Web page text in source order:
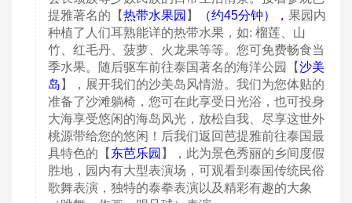
提雅著名的【热带水果园 】 （约45分钟）， 果园内
种植了人们耳熟能详的热带水果，如: 榴莲、山
竹、红毛丹、菠萝、火龙果等等。您可免费畅食当
季水果。随后驱车前往泰国著名的海洋公园【沙美
岛 】，展开我们的沙美岛风情游。我们为您体贴的
准备了沙滩躺椅，您可在此享受日光浴，也可投身
大海享受悠闲的海岛风光，放松自我、尽享这世外
桃源带给您的悠闲！后我们返回芭提雅前往泰国最
具特色的【 东芭乐园 】，此为景色秀丽的乡间度假
胜地，园内有大型表演场，可观看到泰国传统民俗
歌舞表演，独特的泰拳表演以及精彩有趣的大象